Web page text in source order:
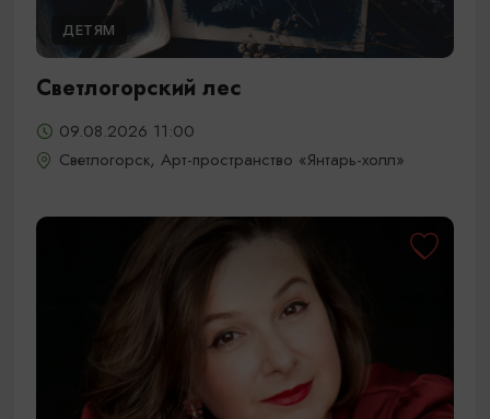
ДЕТЯМ
Светлогорский лес
09.08.2026 11:00
Светлогорск, Арт-пространство «Янтарь-холл»